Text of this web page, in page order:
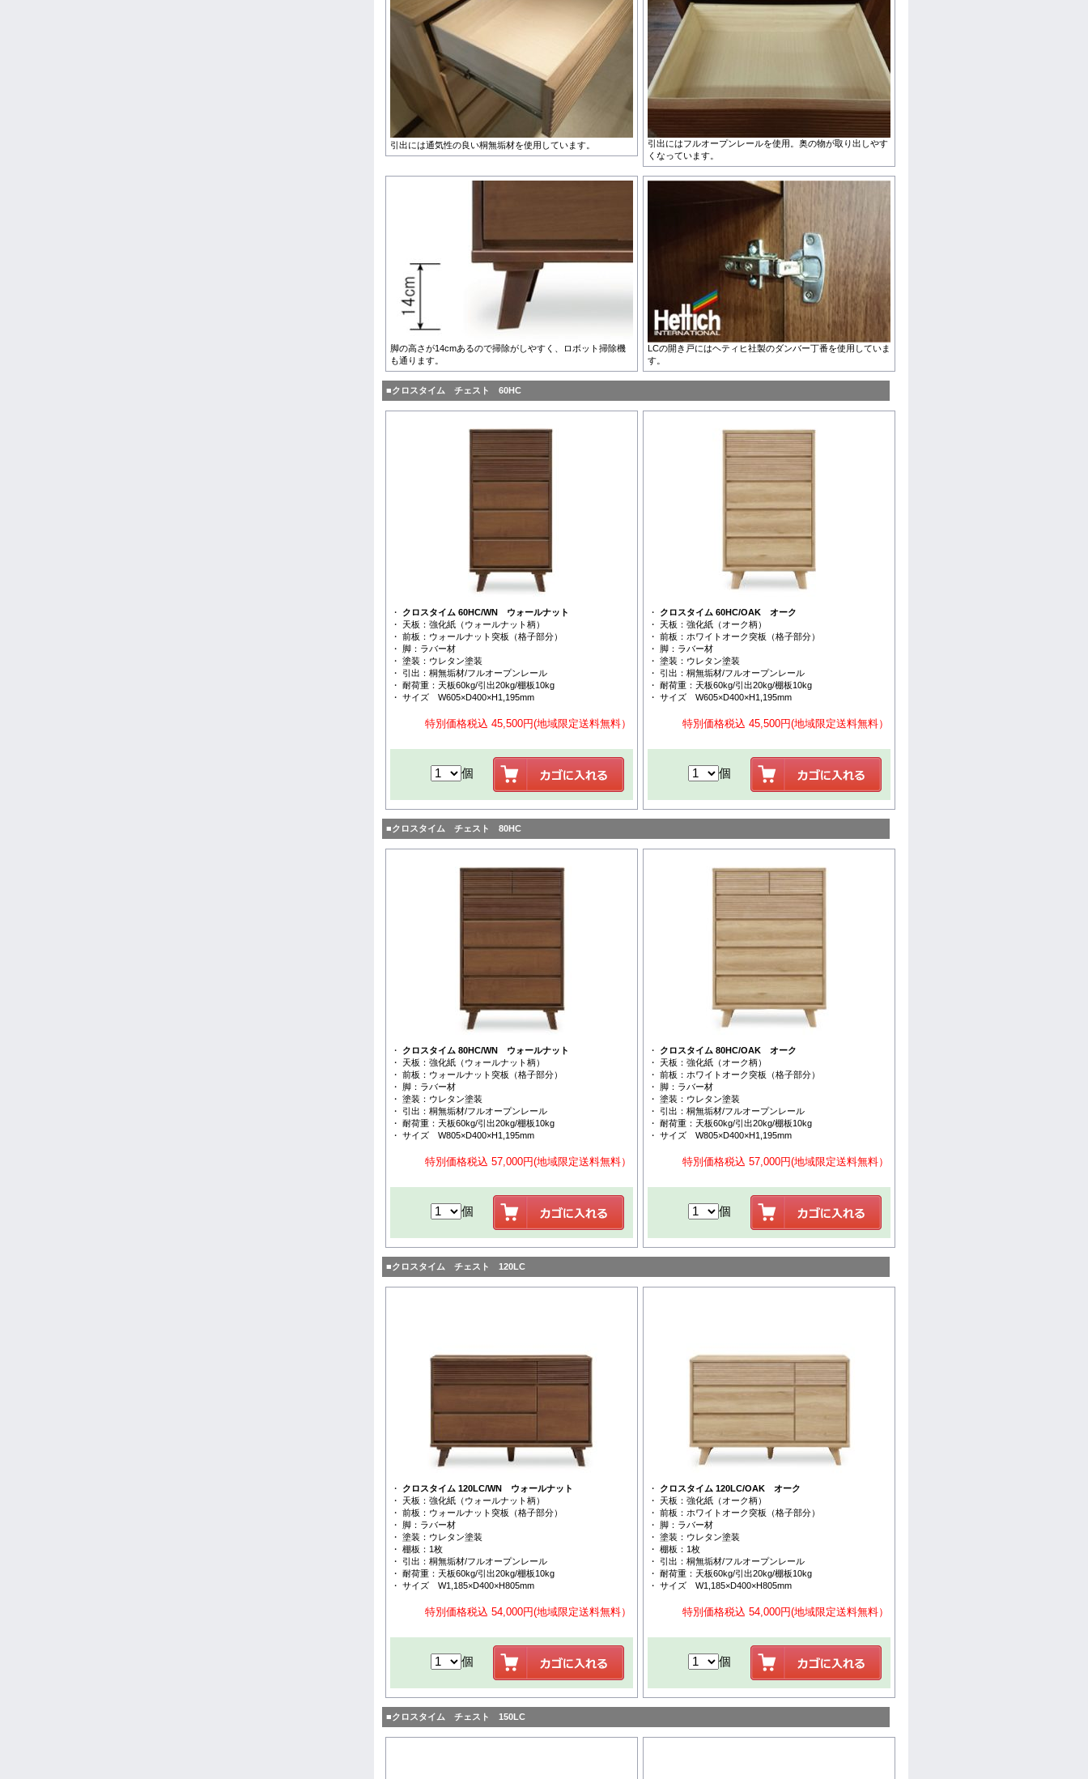
引出には通気性の良い桐無垢材を使用しています。
引出にはフルオープンレールを使用。奥の物が取り出しやす
くなっています。
脚の高さが14cmあるので掃除がしやすく、ロボット掃除機
も通ります。
LCの開き戸にはヘティヒ社製のダンバー丁番を使用していま
す。
■クロスタイム チェスト 60HC
・
クロスタイム 60HC/WN ウォールナット
・ 天板：強化紙（ウォールナット柄）
・ 前板：ウォールナット突板（格子部分）
・ 脚：ラバー材
・ 塗装：ウレタン塗装
・ 引出：桐無垢材/フルオープンレール
・ 耐荷重：天板60kg/引出20kg/棚板10kg
・ サイズ W605×D400×H1,195mm
特別価格税込 45,500円(地域限定送料無料）
個
・
クロスタイム 60HC/OAK オーク
・ 天板：強化紙（オーク柄）
・ 前板：ホワイトオーク突板（格子部分）
・ 脚：ラバー材
・ 塗装：ウレタン塗装
・ 引出：桐無垢材/フルオープンレール
・ 耐荷重：天板60kg/引出20kg/棚板10kg
・ サイズ W605×D400×H1,195mm
特別価格税込 45,500円(地域限定送料無料）
個
■クロスタイム チェスト 80HC
・
クロスタイム 80HC/WN ウォールナット
・ 天板：強化紙（ウォールナット柄）
・ 前板：ウォールナット突板（格子部分）
・ 脚：ラバー材
・ 塗装：ウレタン塗装
・ 引出：桐無垢材/フルオープンレール
・ 耐荷重：天板60kg/引出20kg/棚板10kg
・ サイズ W805×D400×H1,195mm
特別価格税込 57,000円(地域限定送料無料）
個
・
クロスタイム 80HC/OAK オーク
・ 天板：強化紙（オーク柄）
・ 前板：ホワイトオーク突板（格子部分）
・ 脚：ラバー材
・ 塗装：ウレタン塗装
・ 引出：桐無垢材/フルオープンレール
・ 耐荷重：天板60kg/引出20kg/棚板10kg
・ サイズ W805×D400×H1,195mm
特別価格税込 57,000円(地域限定送料無料）
個
■クロスタイム チェスト 120LC
・
クロスタイム 120LC/WN ウォールナット
・ 天板：強化紙（ウォールナット柄）
・ 前板：ウォールナット突板（格子部分）
・ 脚：ラバー材
・ 塗装：ウレタン塗装
・ 棚板：1枚
・ 引出：桐無垢材/フルオープンレール
・ 耐荷重：天板60kg/引出20kg/棚板10kg
・ サイズ W1,185×D400×H805mm
特別価格税込 54,000円(地域限定送料無料）
個
・
クロスタイム 120LC/OAK オーク
・ 天板：強化紙（オーク柄）
・ 前板：ホワイトオーク突板（格子部分）
・ 脚：ラバー材
・ 塗装：ウレタン塗装
・ 棚板：1枚
・ 引出：桐無垢材/フルオープンレール
・ 耐荷重：天板60kg/引出20kg/棚板10kg
・ サイズ W1,185×D400×H805mm
特別価格税込 54,000円(地域限定送料無料）
個
■クロスタイム チェスト 150LC